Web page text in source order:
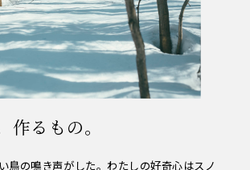
るもの。
鳥の鳴き声がした。わたしの好奇心はスノ